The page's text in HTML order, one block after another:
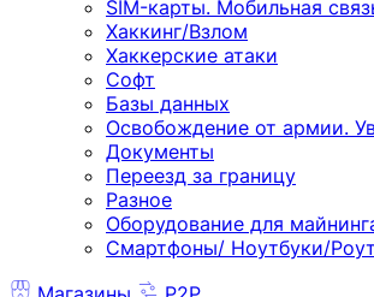
SIM-карты. Мобильная
Хаккинг/Взлом
Хаккерские атаки
Софт
Базы данных
Освобождение от армии.
Документы
Переезд за границу
Разное
Оборудование для
Смартфоны/ Ноутбуки/